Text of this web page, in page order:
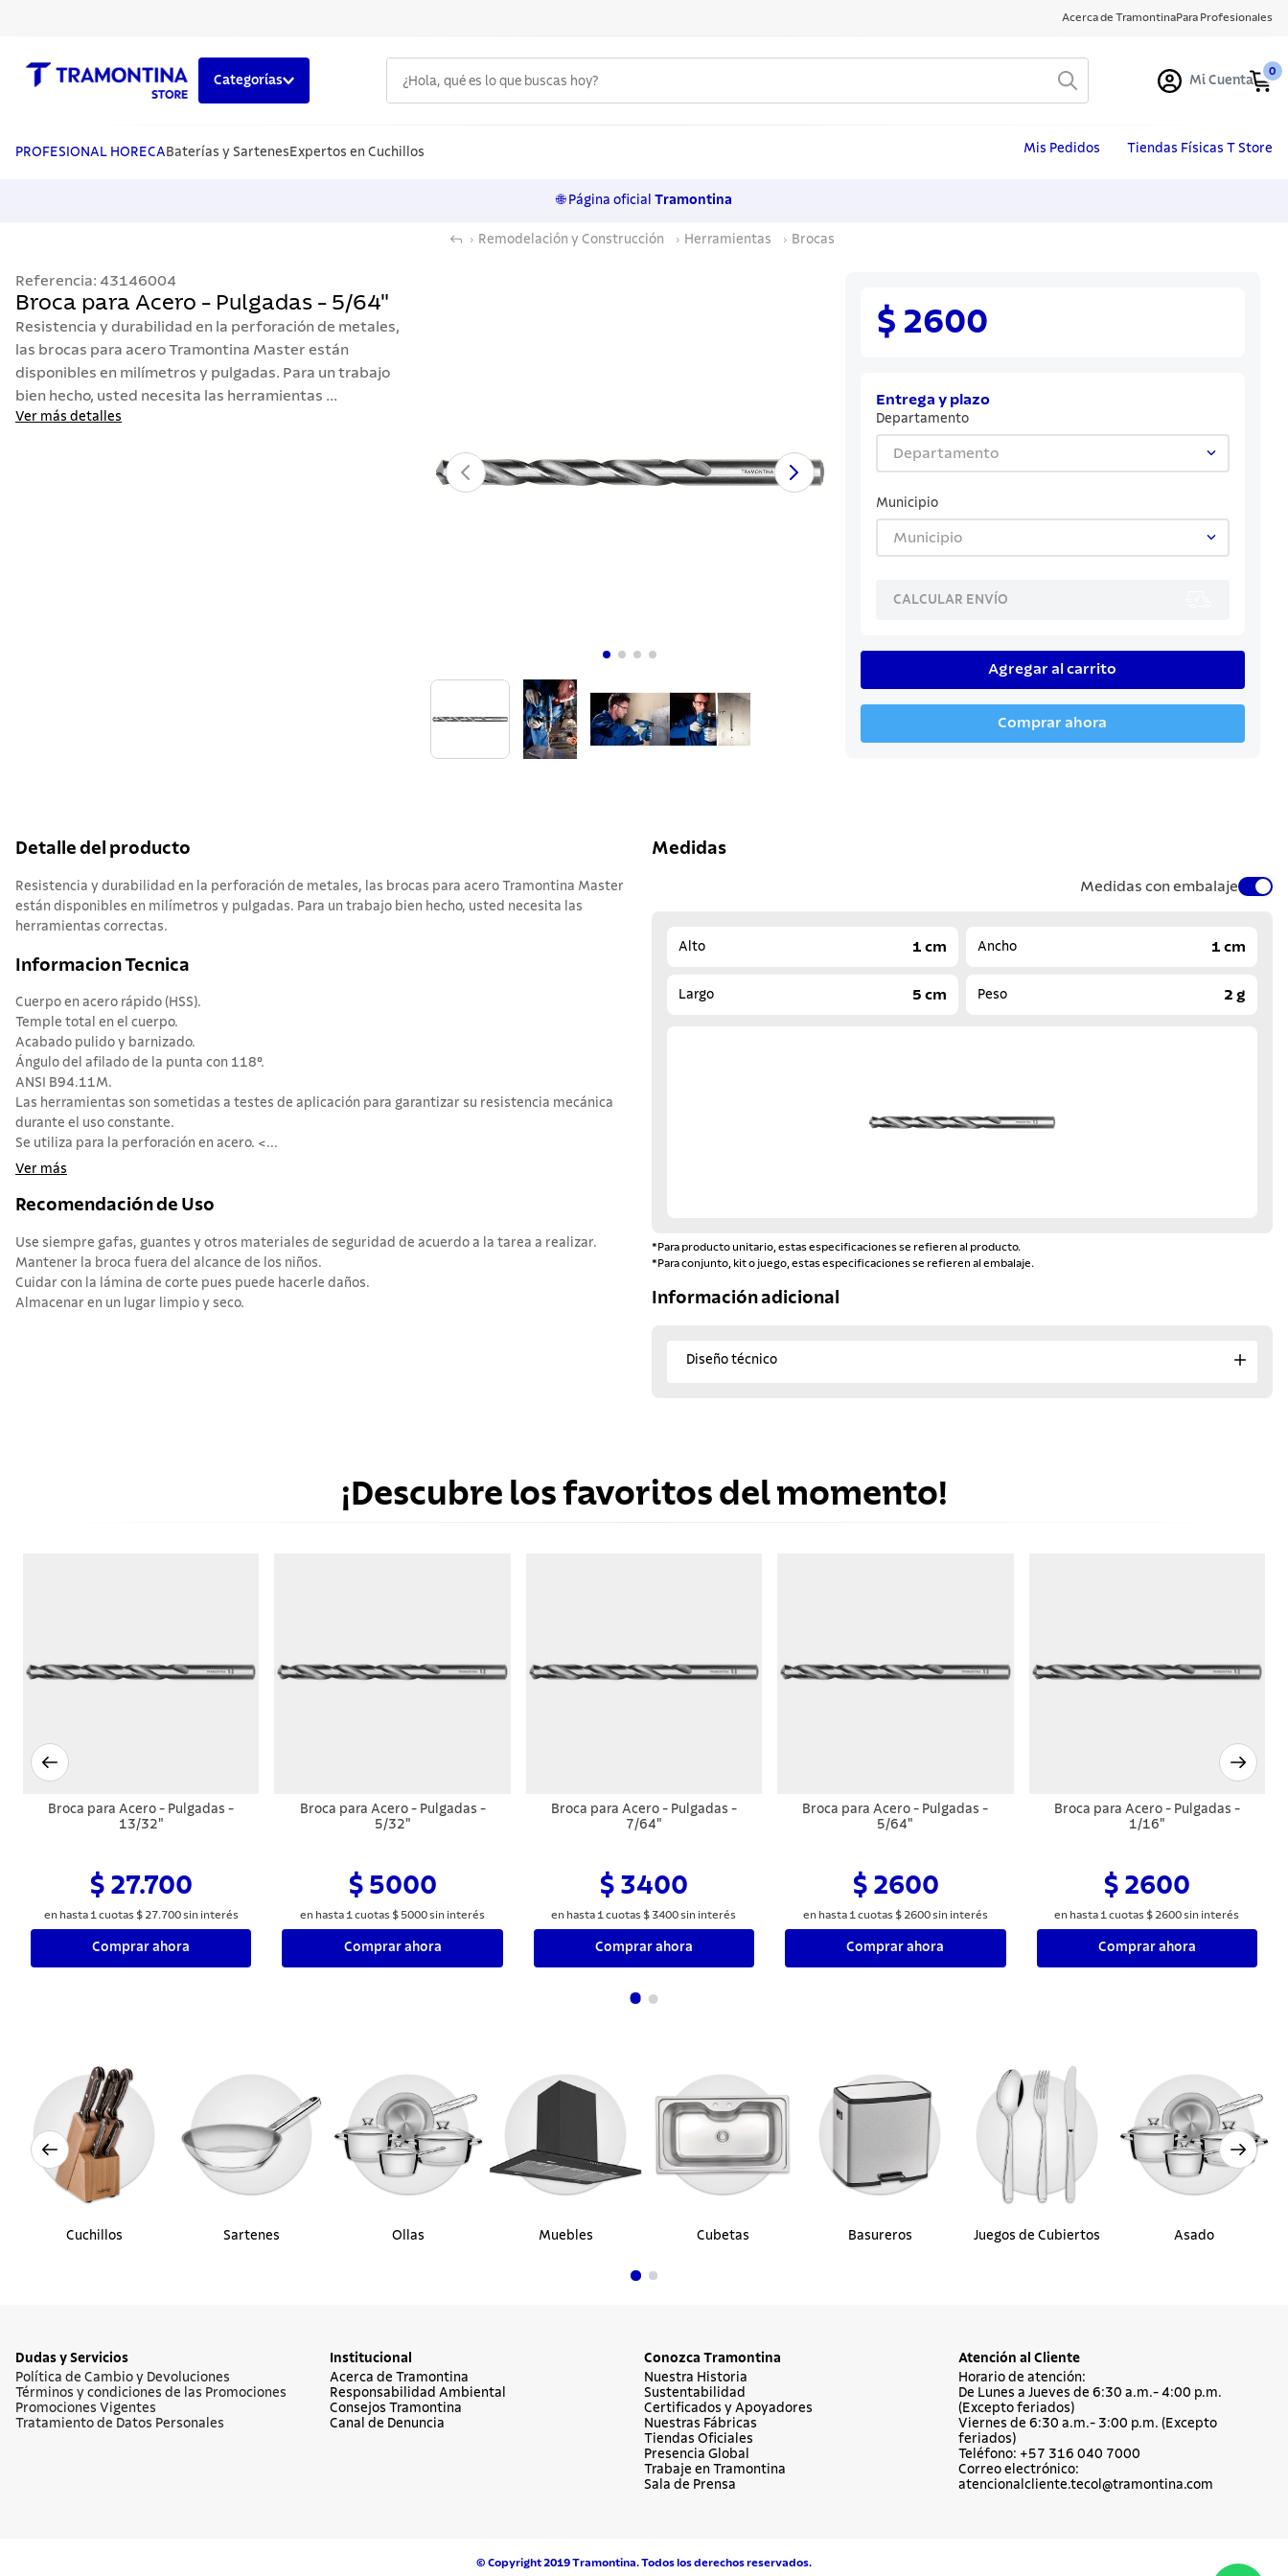
Acerca de TramontinaPara Profesionales
Categorías Mi Cuenta
0
PROFESIONAL HORECA Baterías y Sartenes Expertos en Cuchillos Mis Pedidos Tiendas Físicas T Store
🌐 Página oficial Tramontina
Remodelación y Construcción Herramientas Brocas
Referencia: 43146004
Broca para Acero - Pulgadas - 5/64"
Resistencia y durabilidad en la perforación de metales,
las brocas para acero Tramontina Master están
disponibles en milímetros y pulgadas. Para un trabajo
bien hecho, usted necesita las herramientas ...
Ver más detalles
$ 2600
Entrega y plazo
Departamento
Departamento
Municipio
Municipio
CALCULAR ENVÍO
Agregar al carrito
Comprar ahora
Detalle del producto
Resistencia y durabilidad en la perforación de metales, las brocas para acero Tramontina Master
están disponibles en milímetros y pulgadas. Para un trabajo bien hecho, usted necesita las
herramientas correctas.
Informacion Tecnica
Cuerpo en acero rápido (HSS).
Temple total en el cuerpo.
Acabado pulido y barnizado.
Ángulo del afilado de la punta con 118°.
ANSI B94.11M.
Las herramientas son sometidas a testes de aplicación para garantizar su resistencia mecánica
durante el uso constante.
Se utiliza para la perforación en acero. <...
Ver más
Recomendación de Uso
Use siempre gafas, guantes y otros materiales de seguridad de acuerdo a la tarea a realizar.
Mantener la broca fuera del alcance de los niños.
Cuidar con la lámina de corte pues puede hacerle daños.
Almacenar en un lugar limpio y seco.
Medidas
Medidas con embalaje
Alto 1 cm Ancho 1 cm
Largo 5 cm Peso 2 g
*Para producto unitario, estas especificaciones se refieren al producto.
*Para conjunto, kit o juego, estas especificaciones se refieren al embalaje.
Información adicional
Diseño técnico
¡Descubre los favoritos del momento!
Broca para Acero - Pulgadas -
13/32"
$ 27.700
en hasta 1 cuotas $ 27.700sin interés
Comprar ahora
Broca para Acero - Pulgadas -
5/32"
$ 5000
en hasta 1 cuotas $ 5000sin interés
Comprar ahora
Broca para Acero - Pulgadas -
7/64"
$ 3400
en hasta 1 cuotas $ 3400sin interés
Comprar ahora
Broca para Acero - Pulgadas -
5/64"
$ 2600
en hasta 1 cuotas $ 2600sin interés
Comprar ahora
Broca para Acero - Pulgadas -
1/16"
$ 2600
en hasta 1 cuotas $ 2600sin interés
Comprar ahora
Cuchillos Sartenes Ollas Muebles Cubetas Basureros Juegos de Cubiertos Asado
Dudas y Servicios
Política de Cambio y Devoluciones
Términos y condiciones de las Promociones
Promociones Vigentes
Tratamiento de Datos Personales
Institucional
Acerca de Tramontina
Responsabilidad Ambiental
Consejos Tramontina
Canal de Denuncia
Conozca Tramontina
Nuestra Historia
Sustentabilidad
Certificados y Apoyadores
Nuestras Fábricas
Tiendas Oficiales
Presencia Global
Trabaje en Tramontina
Sala de Prensa
Atención al Cliente
Horario de atención:
De Lunes a Jueves de 6:30 a.m.- 4:00 p.m.
(Excepto feriados)
Viernes de 6:30 a.m.- 3:00 p.m. (Excepto
feriados)
Teléfono: +57 316 040 7000
Correo electrónico:
atencionalcliente.tecol@tramontina.com
© Copyright 2019 Tramontina. Todos los derechos reservados.
1.
cuchillos
5 . acero inoxidable